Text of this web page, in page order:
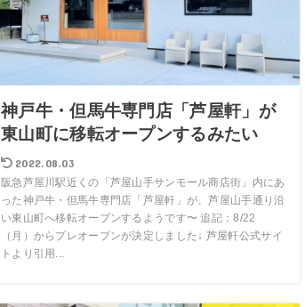
神戸牛・但馬牛専門店「芦屋軒」が
東山町に移転オープンするみたい
2022.08.03
阪急芦屋川駅近くの「芦屋山手サンモール商店街」内にあ
った神戸牛・但馬牛専門店「芦屋軒」が、芦屋山手通り沿
い東山町へ移転オープンするようです〜 追記：8/22
（月）からプレオープンが決定しました↓ 芦屋軒公式サイ
トより引用...